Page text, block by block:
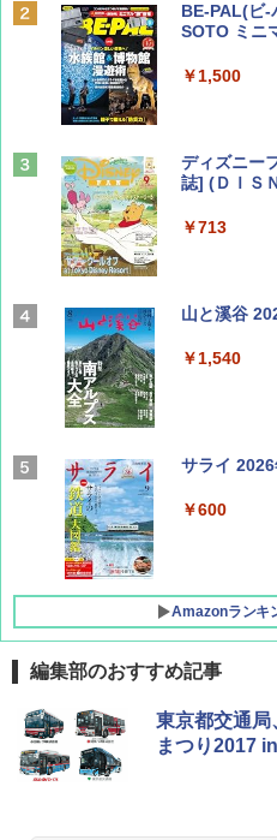
BE-PAL(ビ-
SOTO ミニ
￥1,500
ディズニー
誌] (ＤＩＳ
￥713
山と溪谷
￥1,540
サライ
￥600
Amazonランキ
地球の歩き
￥2,695
[キャンパー
プテント 傘
ッとサンシ
￥6,841
DEWEL パ
ラソル ガー
防水 UVカ
編集部のおすすめ記事
東京都交通局
まつり2017